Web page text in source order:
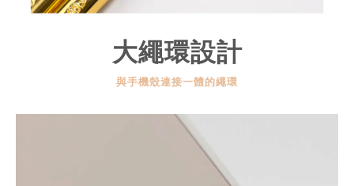
大繩環設計
與手機殼連接一體的繩環